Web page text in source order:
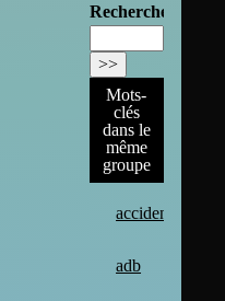
Rechercher :
Mots-
clés
dans le
même
groupe
accident
adb